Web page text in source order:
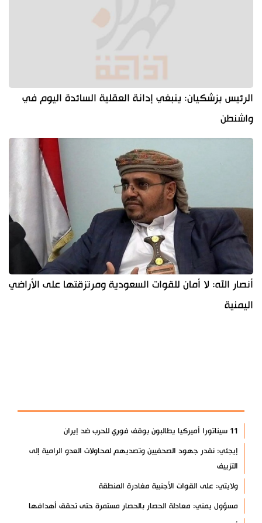
الرئيس بزشكيان: ينبغي إدانة العقلية السائدة اليوم في
واشنطن
أنصار الله: لا أمان للقوات السعودية ومرتزقتها على الأراضي
اليمنية
11 سيناتورا أميركيا يطالبون بوقف فوري للحرب ضد إيران
إيجئي: نقدر جهود الصحفيين وتصديهم لمحاولات العدو الرامية إلى
التزييف
ولايتي: على القوات الأجنبية مغادرة المنطقة
مسؤول يمني: معادلة الحصار بالحصار مستمرة حتى تحقق أهدافها